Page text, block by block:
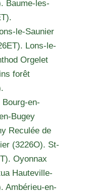
Baume-les-
le-Saunier
Lons-le-
Orgelet
forêt
en-
Bugey
Reculée de
(3226O). St-
Oyonnax
Hauteville-
Ambérieu-en-